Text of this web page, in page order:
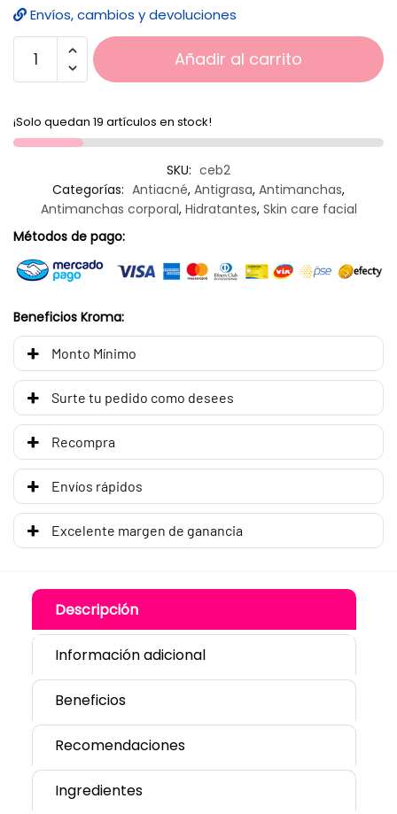
Envíos, cambios y devoluciones
Añadir al carrito
¡Solo quedan 19 artículos en stock!
SKU: ceb2
Categorías: Antiacné, Antigrasa, Antimanchas,
Antimanchas corporal, Hidratantes, Skin care facial
Métodos de pago:
Beneficios Kroma:
Monto Mínimo
Surte tu pedido como desees
Recompra
Envíos rápidos
Excelente margen de ganancia
Descripción
Información adicional
Beneficios
Recomendaciones
Ingredientes